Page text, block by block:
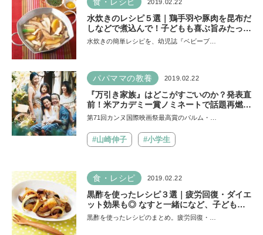
食・レシピ 2019.02.22
水炊きのレシピ５選｜鶏手羽や豚肉を昆布だ
しなどで煮込んで！子どもも喜ぶ旨みたっぷ
り、人気のレシピ
水炊きの簡単レシピを、幼児誌『ベビーブ…
パパママの教養 2019.02.22
『万引き家族』はどこがすごいのか？発表直
前！米アカデミー賞ノミネートで話題再燃
【親子で観たい映画】
第71回カンヌ国際映画祭最高賞のパルム・…
#山崎伸子 #小学生
食・レシピ 2019.02.22
黒酢を使ったレシピ３選｜疲労回復・ダイエ
ット効果も◎ なすと一緒になど、子どもに
人気の簡単レシピを厳選！
黒酢を使ったレシピのまとめ。疲労回復・…